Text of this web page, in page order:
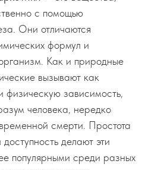
с помощью
Они отличаются
формул и
Как и природные
вызывают как
физическую зависимость,
человека, нередко
смерти. Простота
делают эти
популярными среди разных